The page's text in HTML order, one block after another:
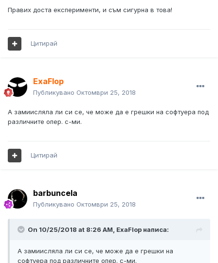
Правих доста експерименти, и съм сигурна в това!
Цитирай
ExaFlop
Публикувано Октомври 25, 2018
А замиисляла ли си се, че може да е грешки на софтуера под
различните опер. с-ми.
Цитирай
barbuncela
Публикувано Октомври 25, 2018
On 10/25/2018 at 8:26 AM, ExaFlop написа:
А замиисляла ли си се, че може да е грешки на
софтуера под различните опер. с-ми.